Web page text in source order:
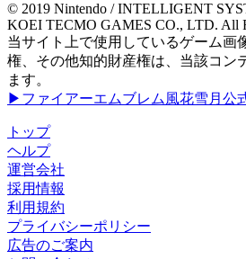
© 2019 Nintendo / INTELLIGENT
KOEI TECMO GAMES CO., LTD. All
当サイト上で使用しているゲーム画
権、その他知的財産権は、当該コン
ます。
▶ファイアーエムブレム風花雪月公
トップ
ヘルプ
運営会社
採用情報
利用規約
プライバシーポリシー
広告のご案内